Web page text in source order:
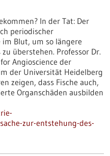
In der Tat: Der
periodischer
Blut, um so längere
überstehen. Professor Dr.
Angioscience der
der Universität Heidelberg
zeigen, dass Fische auch,
Organschäden ausbilden
zur-entstehung-des-